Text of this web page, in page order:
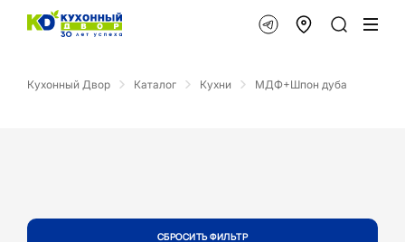
Кухонный Двор Каталог Кухни МДФ+Шпон дуба
СБРОСИТЬ ФИЛЬТР